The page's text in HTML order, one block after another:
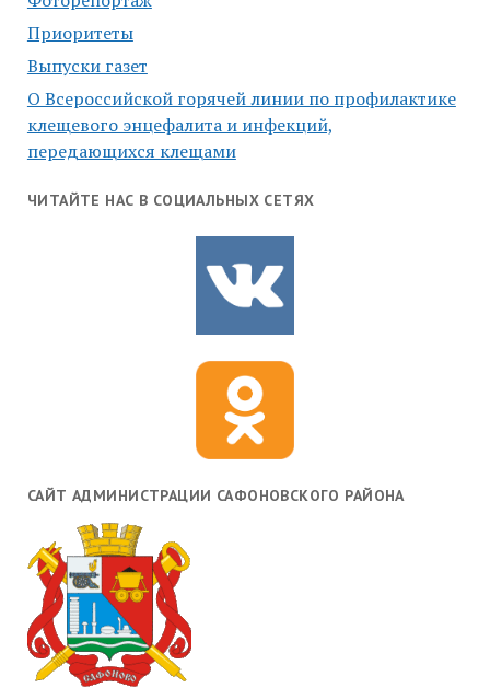
Приоритеты
Выпуски газет
О Всероссийской горячей линии по профилактике
клещевого энцефалита и инфекций,
передающихся клещами
ЧИТАЙТЕ НАС В СОЦИАЛЬНЫХ СЕТЯХ
САЙТ АДМИНИСТРАЦИИ САФОНОВСКОГО РАЙОНА